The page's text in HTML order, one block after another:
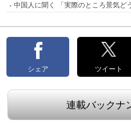
中国人に聞く 「実際のところ景気ど
シェア ツイート
連載バックナ